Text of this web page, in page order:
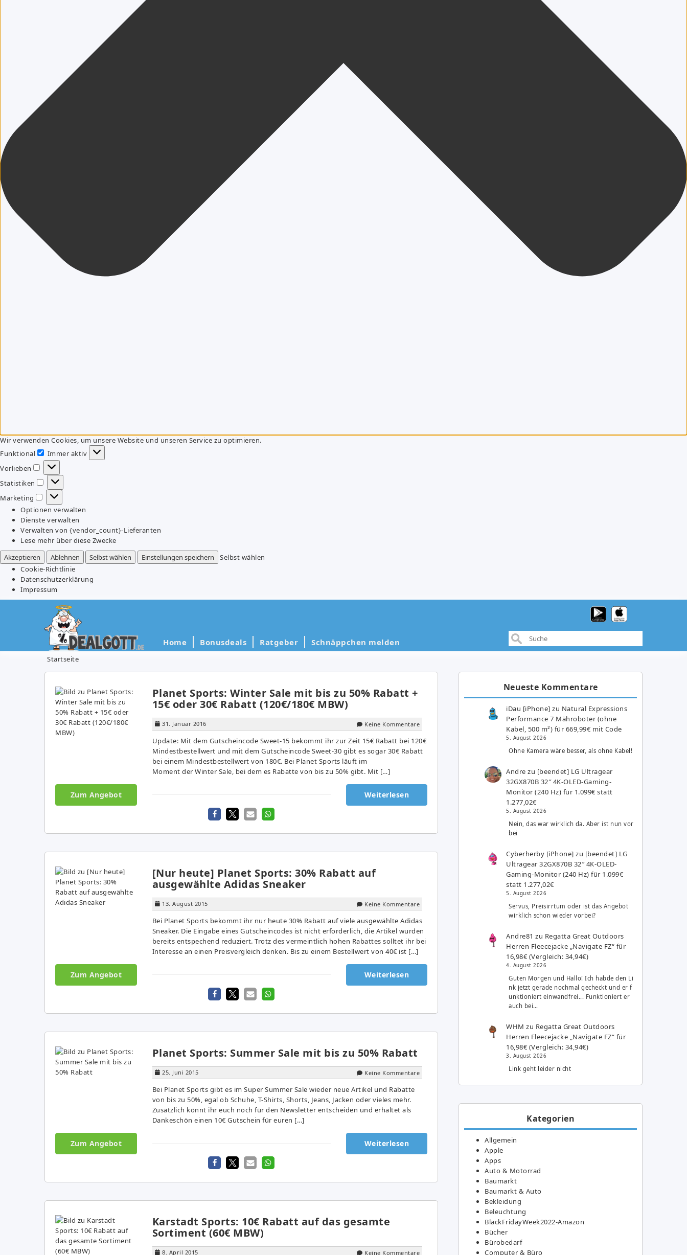
Wir verwenden Cookies, um unsere Website und unseren Service zu optimieren.
Funktional
Funktional
Immer aktiv
Vorlieben
Vorlieben
Statistiken
Statistiken
Marketing
Marketing
Optionen verwalten
Dienste verwalten
Verwalten von {vendor_count}-Lieferanten
Lese mehr über diese Zwecke
Akzeptieren
Ablehnen Selbst wählen Einstellungen speichern
Selbst wählen
Cookie-Richtlinie
Datenschutzerklärung
Impressum
Home Bonusdeals Ratgeber Schnäppchen melden
Startseite
Planet Sports: Winter Sale mit bis zu 50% Rabatt +
15€ oder 30€ Rabatt (120€/180€ MBW)
31. Januar 2016 Keine Kommentare
Update: Mit dem Gutscheincode Sweet-15 bekommt ihr zur Zeit 15€ Rabatt bei 120€
Mindestbestellwert und mit dem Gutscheincode Sweet-30 gibt es sogar 30€ Rabatt
bei einem Mindestbestellwert von 180€. Bei Planet Sports läuft im
Moment der Winter Sale, bei dem es Rabatte von bis zu 50% gibt. Mit […]
Zum Angebot Weiterlesen
[Nur heute] Planet Sports: 30% Rabatt auf
ausgewählte Adidas Sneaker
13. August 2015 Keine Kommentare
Bei Planet Sports bekommt ihr nur heute 30% Rabatt auf viele ausgewählte Adidas
Sneaker. Die Eingabe eines Gutscheincodes ist nicht erforderlich, die Artikel wurden
bereits entspechend reduziert. Trotz des vermeintlich hohen Rabattes solltet ihr bei
Interesse an einen Preisvergleich denken. Bis zu einem Bestellwert von 40€ ist […]
Zum Angebot Weiterlesen
Planet Sports: Summer Sale mit bis zu 50% Rabatt
25. Juni 2015 Keine Kommentare
Bei Planet Sports gibt es im Super Summer Sale wieder neue Artikel und Rabatte
von bis zu 50%, egal ob Schuhe, T-Shirts, Shorts, Jeans, Jacken oder vieles mehr.
Zusätzlich könnt ihr euch noch für den Newsletter entscheiden und erhaltet als
Dankeschön einen 10€ Gutschein für euren […]
Zum Angebot Weiterlesen
Karstadt Sports: 10€ Rabatt auf das gesamte
Sortiment (60€ MBW)
8. April 2015 Keine Kommentare
Neueste Kommentare
iDau [iPhone] zu Natural Expressions
Performance 7 Mähroboter (ohne
Kabel, 500 m²) für 669,99€ mit Code
5. August 2026
Ohne Kamera wäre besser, als ohne Kabel!
Andre zu [beendet] LG Ultragear
32GX870B 32″ 4K-OLED-Gaming-
Monitor (240 Hz) für 1.099€ statt
1.277,02€
5. August 2026
Nein, das war wirklich da. Aber ist nun vor
bei
Cyberherby [iPhone] zu [beendet] LG
Ultragear 32GX870B 32″ 4K-OLED-
Gaming-Monitor (240 Hz) für 1.099€
statt 1.277,02€
5. August 2026
Servus, Preisirrtum oder ist das Angebot
wirklich schon wieder vorbei?
Andre81 zu Regatta Great Outdoors
Herren Fleecejacke „Navigate FZ“ für
16,98€ (Vergleich: 34,94€)
4. August 2026
Guten Morgen und Hallo! Ich habde den Li
nk jetzt gerade nochmal gecheckt und er f
unktioniert einwandfrei... Funktioniert er
auch bei…
WHM zu Regatta Great Outdoors
Herren Fleecejacke „Navigate FZ“ für
16,98€ (Vergleich: 34,94€)
3. August 2026
Link geht leider nicht
Kategorien
Allgemein
Apple
Apps
Auto & Motorrad
Baumarkt
Baumarkt & Auto
Bekleidung
Beleuchtung
BlackFridayWeek2022-Amazon
Bücher
Bürobedarf
Computer & Büro